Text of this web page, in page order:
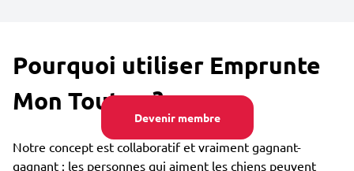
Devenir membre
Pourquoi utiliser Emprunte
Mon Toutou ?
Notre concept est collaboratif et vraiment gagnant-
gagnant : les personnes qui aiment les chiens peuvent